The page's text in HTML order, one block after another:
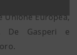
Unione Europea,
De Gasperi e